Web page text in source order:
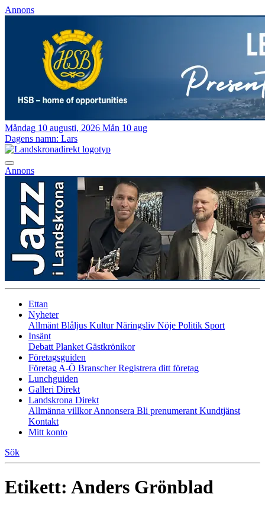
Annons
Måndag 10 augusti, 2026 Mån 10 aug
Dagens namn: Lars
Annons
Ettan
Nyheter
Allmänt Blåljus KulturNäringsliv Nöje Politik Sport
Insänt
Debatt Planket Gästkrönikor
Företagsguiden
Företag A-Ö BranscherRegistrera ditt företag
Lunchguiden
Galleri Direkt
Landskrona Direkt
Allmänna villkorAnnonsera Bli prenumerant Kundtjänst
Kontakt
Mitt konto
Sök
Etikett: Anders Grönblad